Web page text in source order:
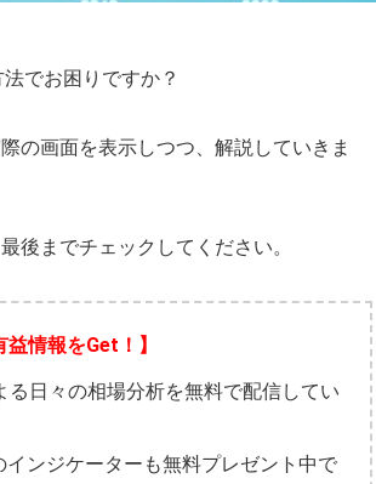
でお困りですか？
の画面を表示しつつ、解説していきま
後までチェックしてください。
情報をGet！】
る日々の相場分析を無料で配信してい
ンジケーターも無料プレゼント中で